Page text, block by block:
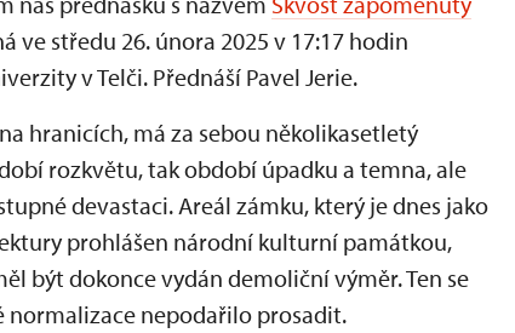
ve středu 26. února 2025 v 17:17 hodin
v Telči. Přednáší Pavel Jerie.
hranicích, má za sebou několikasetletý
rozkvětu, tak období úpadku a temna, ale
devastaci. Areál zámku, který je dnes jako
prohlášen národní kulturní památkou,
být dokonce vydán demoliční výměr. Ten se
normalizace nepodařilo prosadit.